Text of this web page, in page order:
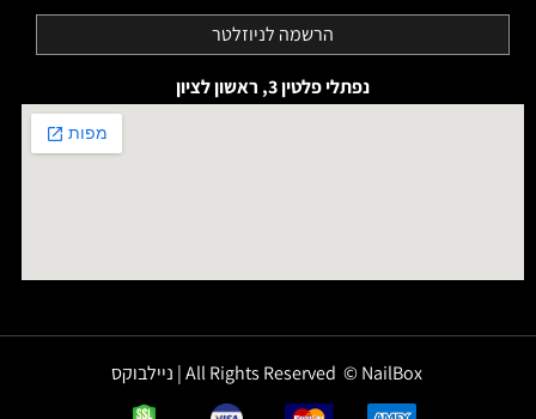
נפתלי פלטין 3, ראשון לציון
All Rights Reserved © NailBox | ניילבוקס